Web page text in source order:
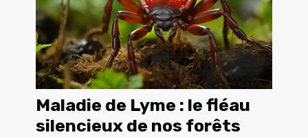
Maladie de Lyme : le fléau
silencieux de nos forêts